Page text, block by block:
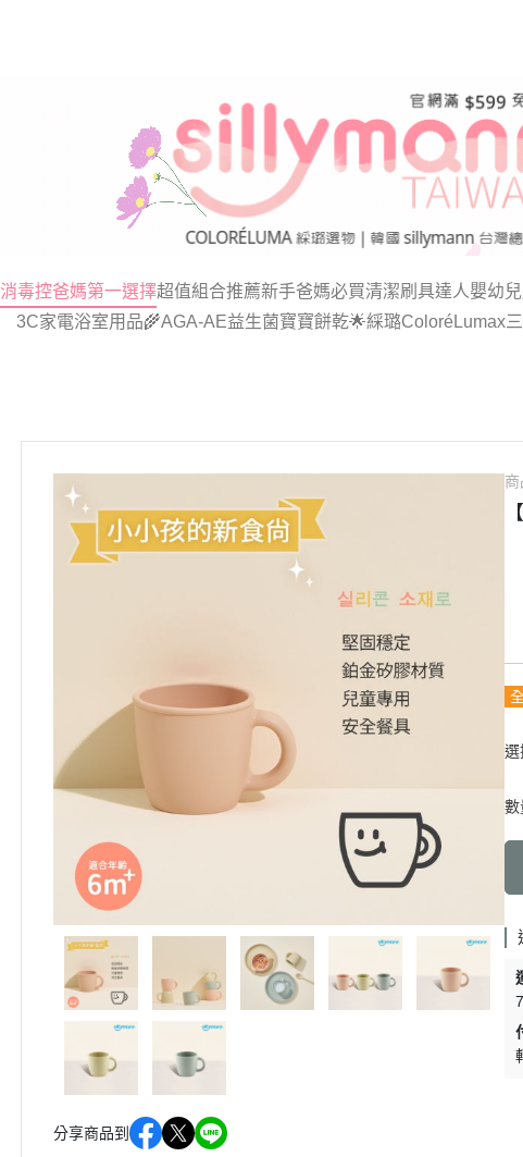
消毒控爸媽第一選擇超值組合推薦新手爸媽必買清潔刷具達人嬰幼
3C家電浴室用品🌾AGA-AE益生菌寶寶餅乾🌟綵璐ColoréLumax
分享商品到
選
數